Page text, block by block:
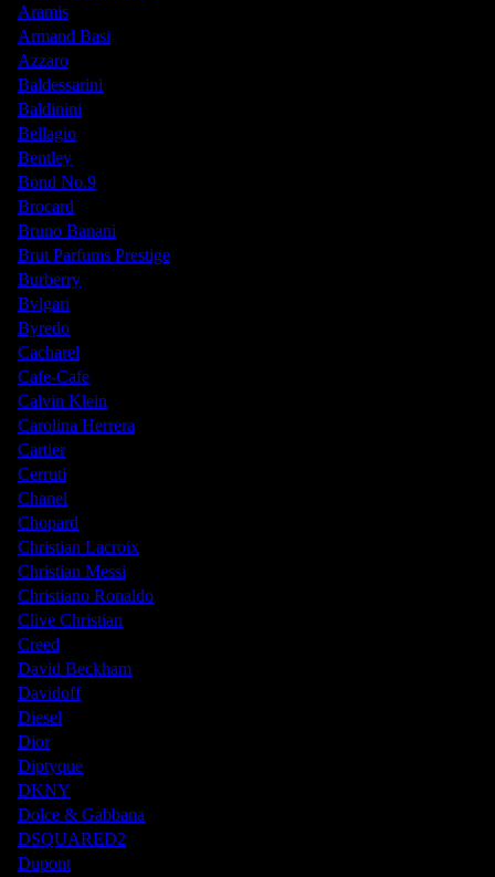
Aramis
Armand Basi
Azzaro
Baldessarini
Baldinini
Bellagio
Bentley
Bond No.9
Brocard
Bruno Banani
Brut Parfums Prestige
Burberry
Bvlgari
Byredo
Cacharel
Cafe-Cafe
Calvin Klein
Carolina Herrera
Cartier
Cerruti
Chanel
Chopard
Christian Lacroix
Christian Messi
Christiano Ronaldo
Clive Christian
Creed
David Beckham
Davidoff
Diesel
Dior
Diptyque
DKNY
Dolce & Gabbana
DSQUARED2
Dupont